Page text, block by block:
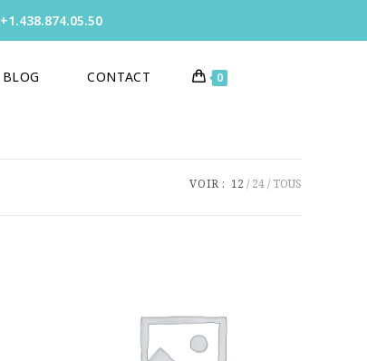
+1.438.874.05.50
BLOG CONTACT 0
VOIR : 12 24 TOUS